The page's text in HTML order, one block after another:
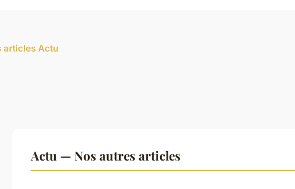
articles Actu
Actu — Nos autres articles